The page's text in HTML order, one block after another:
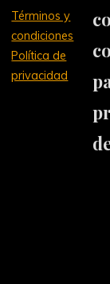
Términos y
condiciones
Política de
privacidad